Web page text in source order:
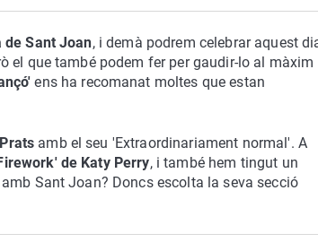
de Sant Joan, i demà podrem celebrar aquest
el que també podem fer per gaudir-lo al màxim
ens ha recomanat moltes que estan
amb el seu 'Extraordinariament normal'. A
de Katy Perry, i també hem tingut un
Sant Joan? Doncs escolta la seva secció